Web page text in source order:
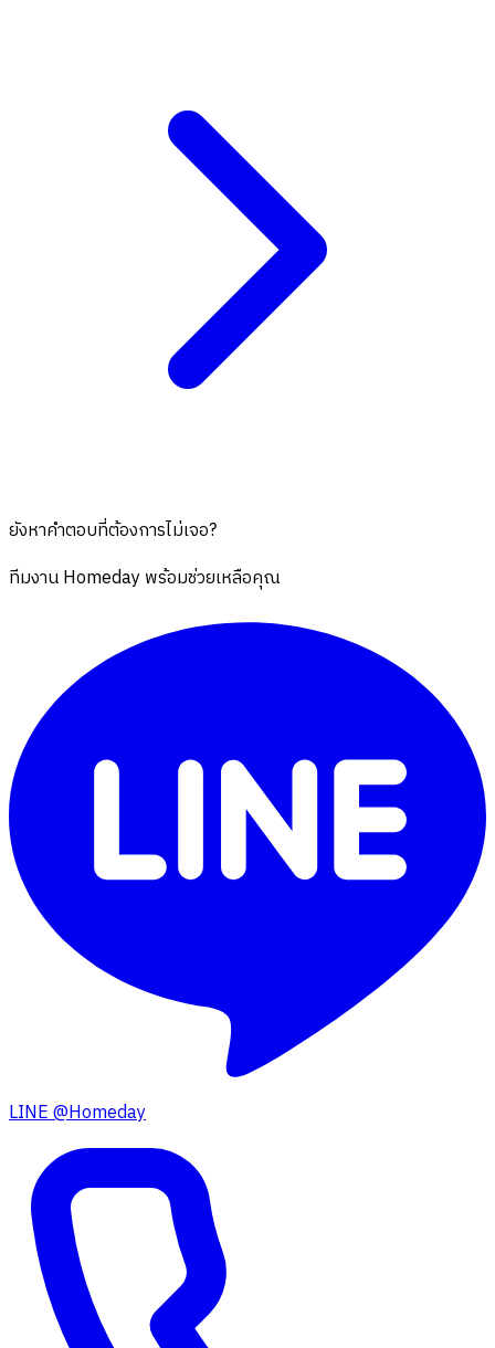
ยังหาคำตอบที่ต้องการไม่เจอ?
ทีมงาน Homeday พร้อมช่วยเหลือคุณ
LINE @Homeday